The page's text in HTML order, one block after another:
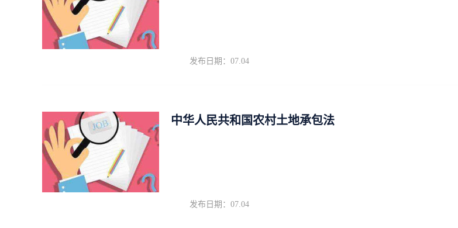
发布日期：07.04
中华人民共和国农村土地承包法
发布日期：07.04